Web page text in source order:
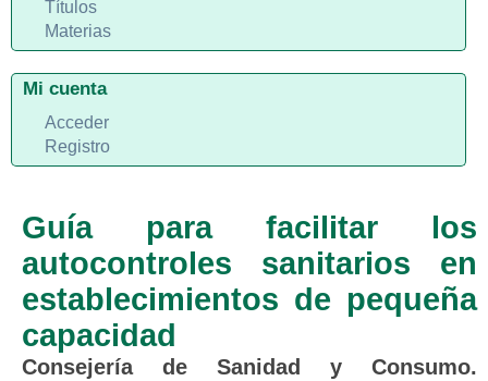
Guía para facilitar los
autocontroles sanitarios en
establecimientos de pequeña
capacidad
Consejería de Sanidad y Consumo.
Títulos
Materias
Mi cuenta
Acceder
Registro